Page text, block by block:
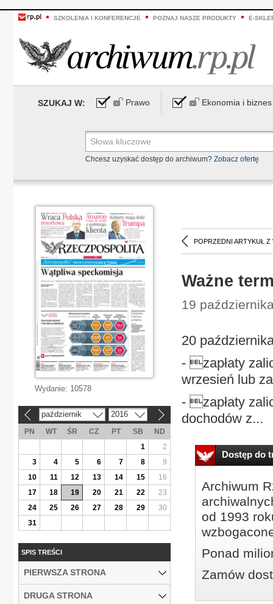
SZKOLENIA I KONFERENCJE POZNAJ NASZE PRODUKTY E-
SZUKAJ W: Prawo Ekonomia i biznes
Chcesz uzyskać dostęp do archiwum? Zobacz ofertę
POPRZEDNI ARTYKUŁ Z
Ważne
19
20
- zapłaty
wrzesień lub
- zapłaty
dochodów z...
Dostęp do
Archiwum
od 1993
Ponad
Zamów
Wydanie: 10578
październik 2016
PN WT ŚR CZ PT SB
ND
1
2
3
4 5 6 7 8
9
10
11 12 13 14 15
16
17
18 19 20 21 22
23
24
25 26 27 28 29
30
31
SPIS TREŚCI
PIERWSZA STRONA
DRUGA STRONA